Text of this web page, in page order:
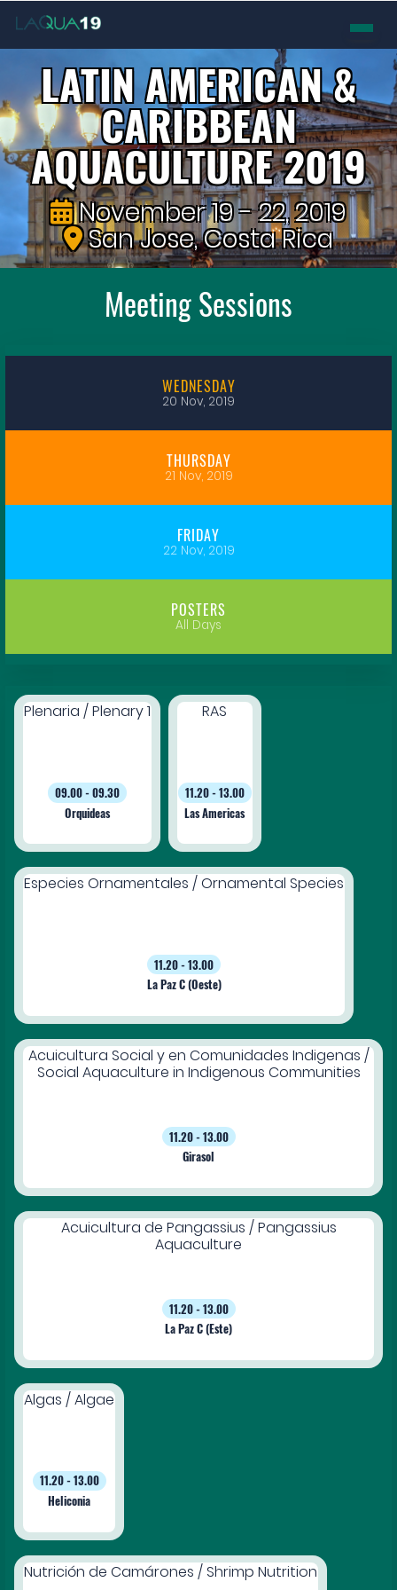
LATIN AMERICAN &
CARIBBEAN
AQUACULTURE2019
November 19 - 22, 2019
San Jose, Costa Rica
Meeting Sessions
WEDNESDAY
20 Nov, 2019
THURSDAY
21 Nov, 2019
FRIDAY
22 Nov, 2019
POSTERS
All Days
Plenaria / Plenary 1
09.00 - 09.30
Orquideas
RAS
11.20 - 13.00
Las Americas
Especies Ornamentales / Ornamental Species
11.20 - 13.00
La Paz C (Oeste)
Acuicultura Social y en Comunidades Indigenas /
Social Aquaculture in Indigenous Communities
11.20 - 13.00
Girasol
Acuicultura de Pangassius / Pangassius
Aquaculture
11.20 - 13.00
La Paz C (Este)
Algas / Algae
11.20 - 13.00
Heliconia
Nutrición de Camárones / Shrimp Nutrition